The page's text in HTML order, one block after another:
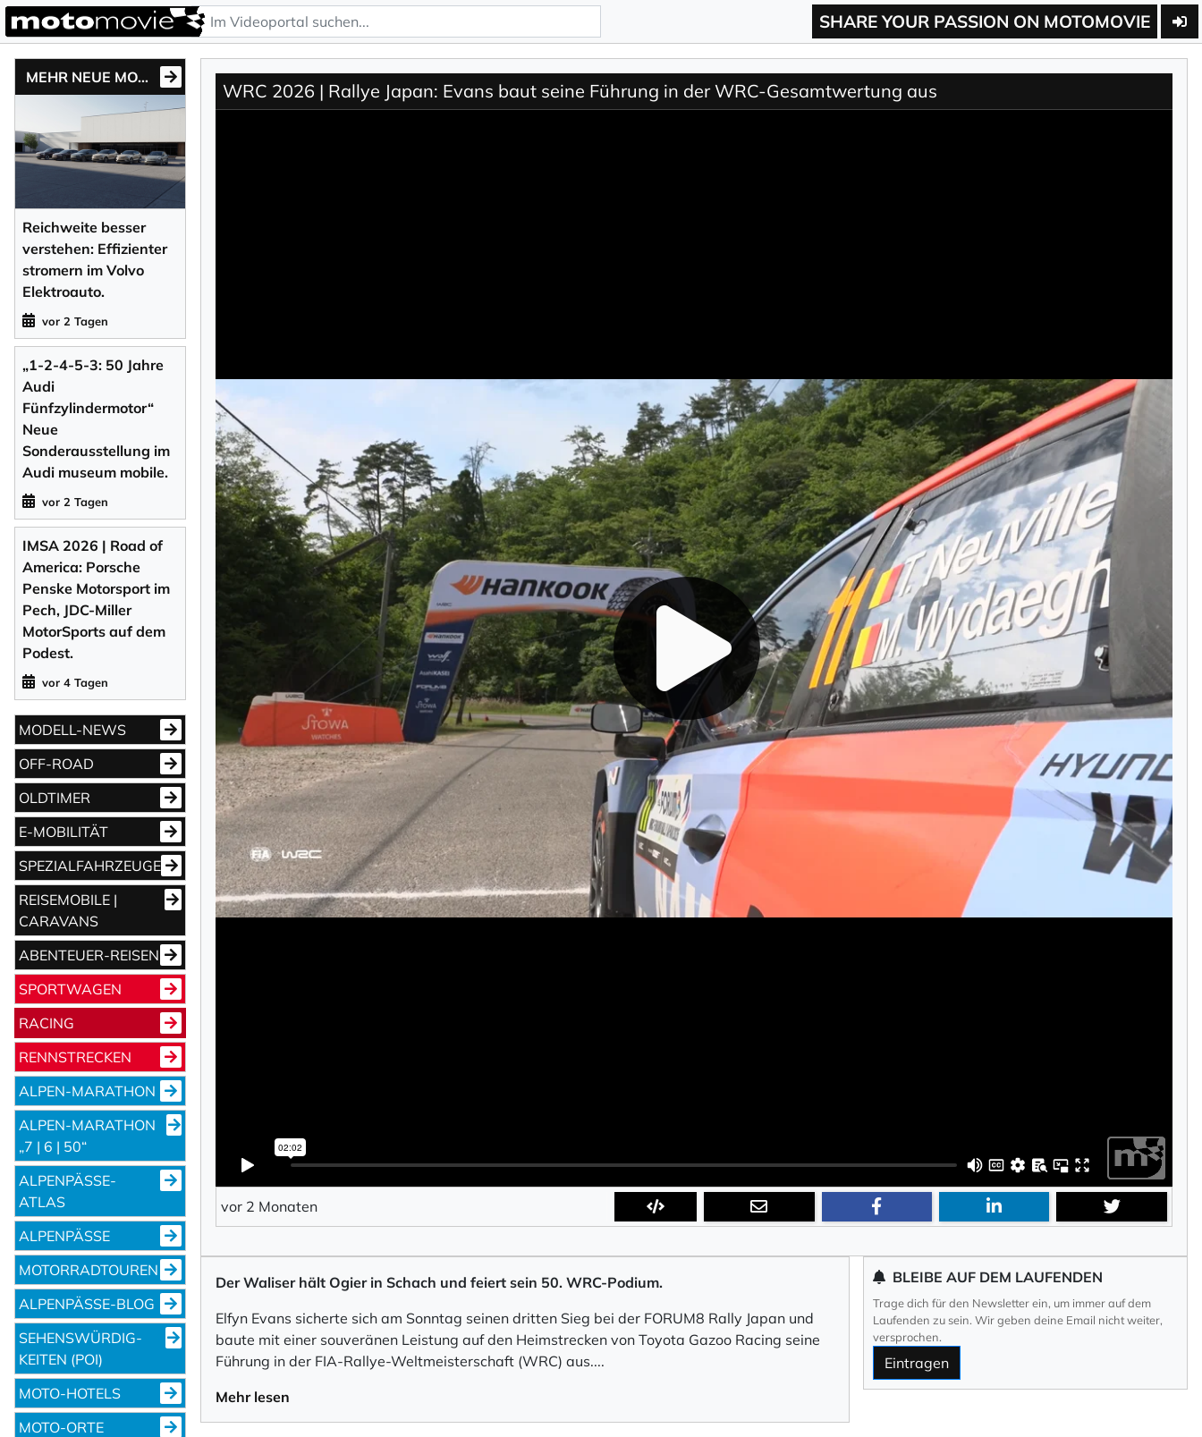
SHARE YOUR PASSION ON MOTOMOVIE
MEHR NEUE MOTONEWS
Reichweite besser
verstehen: Effizienter
stromern im Volvo
Elektroauto.
vor 2 Tagen
„1-2-4-5-3: 50 Jahre
Audi
Fünfzylindermotor“
Neue
Sonderausstellung im
Audi museum mobile.
vor 2 Tagen
IMSA 2026 | Road of
America: Porsche
Penske Motorsport im
Pech, JDC-Miller
MotorSports auf dem
Podest.
vor 4 Tagen
MODELL-NEWS
OFF-ROAD
OLDTIMER
E-MOBILITÄT
SPEZIALFAHRZEUGE
REISEMOBILE |
CARAVANS
ABENTEUER-REISEN
SPORTWAGEN
RACING
RENNSTRECKEN
ALPEN-MARATHON
ALPEN-MARATHON
„7 | 6 | 50“
ALPENPÄSSE-
ATLAS
ALPENPÄSSE
MOTORRADTOUREN
ALPENPÄSSE-BLOG
SEHENS­WÜRDIG­
KEITEN (POI)
MOTO-HOTELS
MOTO-ORTE
WRC 2026 | Rallye Japan: Evans baut seine Führung in der WRC-Gesamtwertung aus
vor 2 Monaten
Der Waliser hält Ogier in Schach und feiert sein 50. WRC-Podium.
Elfyn Evans sicherte sich am Sonntag seinen dritten Sieg bei der FORUM8 Rally Japan und
baute mit einer souveränen Leistung auf den Heimstrecken von Toyota Gazoo Racing seine
Führung in der FIA-Rallye-Weltmeisterschaft (WRC) aus....
Mehr lesen
BLEIBE AUF DEM LAUFENDEN
Trage dich für den Newsletter ein, um immer auf dem
Laufenden zu sein. Wir geben deine Email nicht weiter,
versprochen.
Eintragen